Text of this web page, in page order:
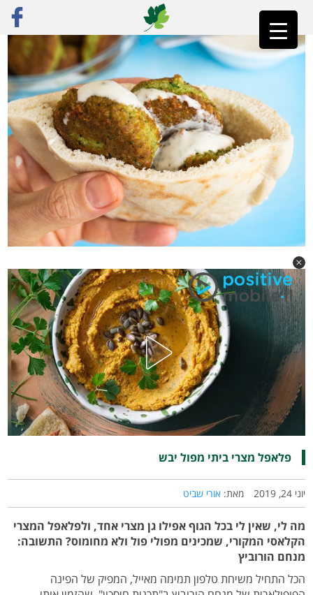
ראשי»רק מתכונים פלאפל מצרי ביתי מפול יבש
פלאפל מצרי ביתי מפול יבש
יוני 24, 2019 מאת: אורי שביט
מה לי, שאין לי בכל הגוף אפילו גן מצרי אחד, ולפלאפל המצרי
הקלאסי המקורי, שמכינים מפולי פול ולא מחומוס? התשובה:
מנחם הורוביץ
הכל התחיל משיחת טלפון תמימה מאייל, המפיק של הפינה